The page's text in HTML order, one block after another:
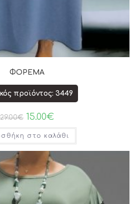
ΦΟΡΕΜΑ
προϊόντος: 3449
29.00€ 15.00€
στο καλάθι